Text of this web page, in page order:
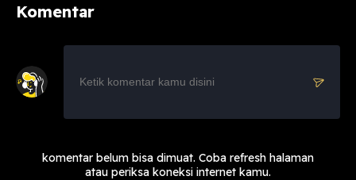
Komentar
komentar belum bisa dimuat. Coba refresh halaman
atau periksa koneksi internet kamu.